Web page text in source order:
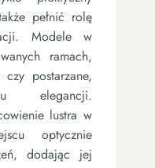
pełnić rolę
Modele w
ramach,
postarzane,
elegancji.
lustra w
optycznie
dodając jej